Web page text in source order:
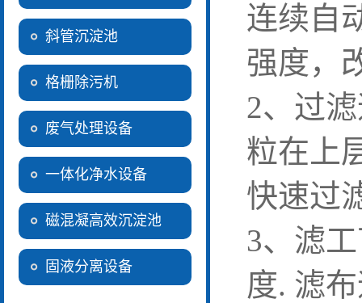
斜管沉淀池
格栅除污机
废气处理设备
一体化净水设备
磁混凝高效沉淀池
固液分离设备
连续自
强度，
2、过
粒在上
快速过
3、滤
度. 滤